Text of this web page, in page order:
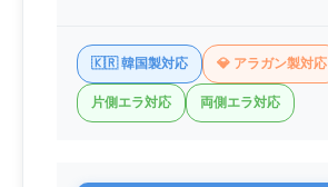
🇰🇷 韓国製対応 💎 アラガン製対応
片側エラ対応 両側エラ対応